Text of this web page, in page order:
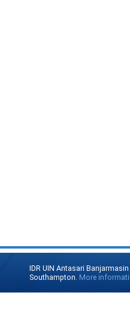
IDR UIN Antasari
Southampton. More